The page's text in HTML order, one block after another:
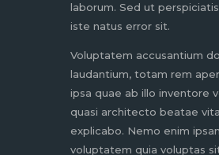
laborum. Sed ut
iste natus error sit.
Voluptatem accusantium
laudantium, totam rem
ipsa quae ab illo inventore
quasi architecto beatae
explicabo. Nemo enim
voluptatem quia voluptas